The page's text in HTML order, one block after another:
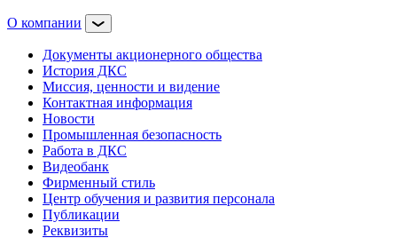
О компании
Документы акционерного общества
История ДКС
Миссия, ценности и видение
Контактная информация
Новости
Промышленная безопасность
Работа в ДКС
Видеобанк
Фирменный стиль
Центр обучения и развития персонала
Публикации
Реквизиты